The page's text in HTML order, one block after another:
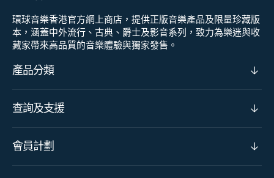
環球音樂香港官方網上商店，提供正版音樂產品及限量珍藏版
本，涵蓋中外流行、古典、爵士及影音系列，致力為樂迷與收
藏家帶來高品質的音樂體驗與獨家發售。
產品分類
查詢及支援
會員計劃